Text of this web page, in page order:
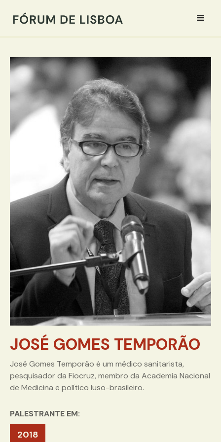
JOSÉ GOMES TEMPORÃO
José Gomes Temporão é um médico sanitarista,
pesquisador da Fiocruz, membro da Academia Nacional
de Medicina e político luso-brasileiro.
PALESTRANTE EM:
2018